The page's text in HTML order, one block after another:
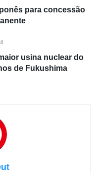
para concessão
usina nuclear do
de Fukushima